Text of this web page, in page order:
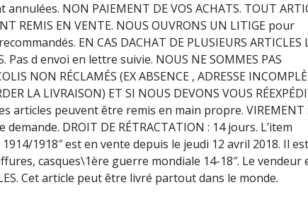
NON PAIEMENT DE VOS ACHATS. TOUT
REMIS EN VENTE. NOUS OUVRONS UN LITIGE pour
EN CAS DACHAT DE PLUSIEURS ARTICLES
Pas d envoi en lettre suivie. NOUS NE SOMMES PAS
NON RÉCLAMÉS (EX ABSENCE , ADRESSE
LA LIVRAISON) ET SI NOUS DEVONS VOUS
Les articles peuvent être remis en main propre. VIREMENT
DROIT DE RÉTRACTATION : 14 jours. L’item
1918″ est en vente depuis le jeudi 12 avril 2018. Il est
casques\1ère guerre mondiale 14-18″. Le vendeur
Cet article peut être livré partout dans le monde.